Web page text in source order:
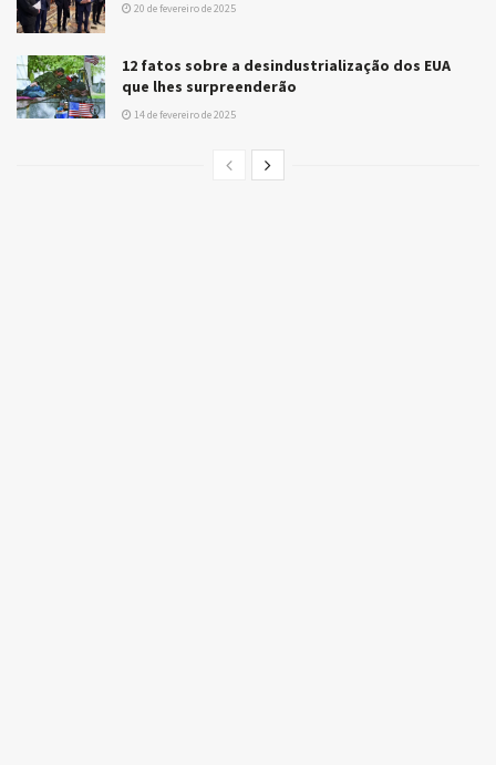
20 de fevereiro de 2025
12 fatos sobre a desindustrialização dos EUA
que lhes surpreenderão
14 de fevereiro de 2025